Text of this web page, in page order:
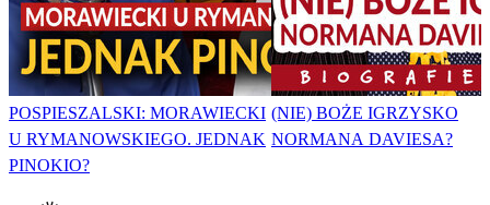
POSPIESZALSKI: MORAWIECKI
U RYMANOWSKIEGO. JEDNAK
PINOKIO?
(NIE) BOŻE IGRZYSKO
NORMANA DAVIESA?